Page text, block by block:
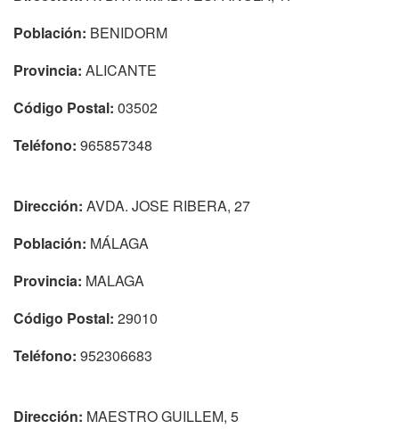
Población: BENIDORM
Provincia: ALICANTE
Código Postal: 03502
Teléfono: 965857348
Dirección: AVDA. JOSE RIBERA, 27
Población: MÁLAGA
Provincia: MALAGA
Código Postal: 29010
Teléfono: 952306683
Dirección: MAESTRO GUILLEM, 5